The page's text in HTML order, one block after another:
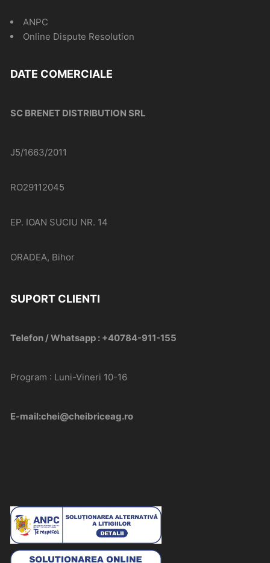
ANPC
Online Dispute Resolution
DATE COMERCIALE
SC BRENET DISTRIBUTION SRL
J5/1663/2011
RO29112045
EP. IOAN SUCIU NR. 14
ORADEA, Bihor
SUPORT CLIENTI
Telefon / Whatsapp : +40784-911-155
Program : Luni-Vineri 10-16
E-mail:chei@cheibriceag.ro